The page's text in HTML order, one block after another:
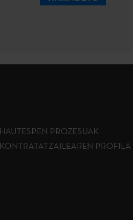
HAUTESPEN PROZESUAK
KONTRATATZAILEAREN PROFILA